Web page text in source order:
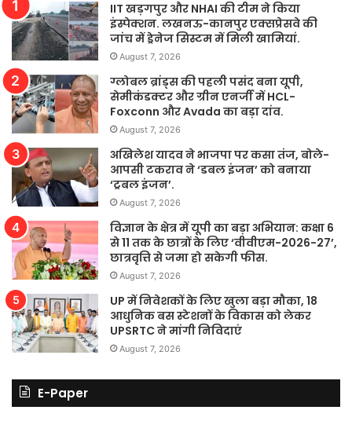
IIT खड़गपुर और NHAI की टीम ने किया
इंस्पेक्शन. लखनऊ-कानपुर एक्सप्रेसवे की
जांच में ड्रेनेज सिस्टम में मिली खामियां.
August 7, 2026
ग्लोबल ब्रांड्स की पहली पसंद बना यूपी,
सेमीकंडक्टर और ग्रीन एनर्जी में HCL-
Foxconn और Avada का बड़ा दांव.
August 7, 2026
अखिलेश यादव ने भाजपा पर कसा तंज, बोले-
आपसी टकराव ने ‘डबल इंजन’ को बनाया
‘ट्रबल इंजन’.
August 7, 2026
विज्ञान के क्षेत्र में यूपी का बड़ा अभियान: कक्षा 6
से 11 तक के छात्रों के लिए ‘वीवीएम-2026-27’,
छात्रवृत्ति से जमा हो सकेगी फीस.
August 7, 2026
UP में निवेशकों के लिए खुला बड़ा मौका, 18
आधुनिक बस स्टेशनों के विकास को लेकर
UPSRTC ने मांगी निविदाएं
August 7, 2026
E-Paper